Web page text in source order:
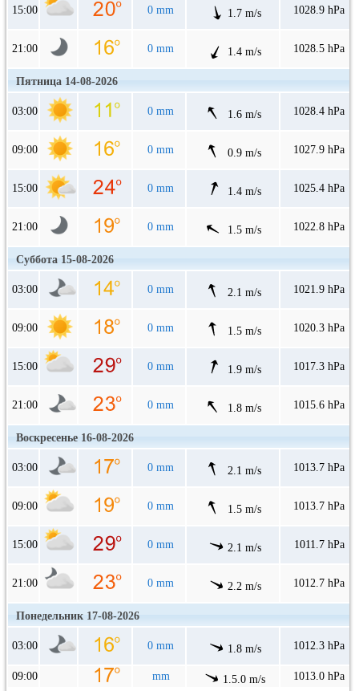
15:00 0 mm 1.7 m/s 1028.9 hPa
21:00 0 mm 1.4 m/s 1028.5 hPa
Пятница 14-08-2026
03:00 0 mm 1.6 m/s 1028.4 hPa
09:00 0 mm 0.9 m/s 1027.9 hPa
15:00 0 mm 1.4 m/s 1025.4 hPa
21:00 0 mm 1.5 m/s 1022.8 hPa
Суббота 15-08-2026
03:00 0 mm 2.1 m/s 1021.9 hPa
09:00 0 mm 1.5 m/s 1020.3 hPa
15:00 0 mm 1.9 m/s 1017.3 hPa
21:00 0 mm 1.8 m/s 1015.6 hPa
Воскресенье 16-08-2026
03:00 0 mm 2.1 m/s 1013.7 hPa
09:00 0 mm 1.5 m/s 1013.7 hPa
15:00 0 mm 2.1 m/s 1011.7 hPa
21:00 0 mm 2.2 m/s 1012.7 hPa
Понедельник 17-08-2026
03:00 0 mm 1.8 m/s 1012.3 hPa
09:00 mm 1.5.0 m/s 1013.0 hPa